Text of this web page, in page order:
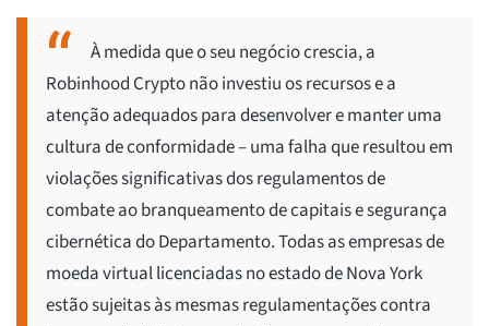
À medida que o seu negócio crescia, a
Robinhood Crypto não investiu os recursos e a
atenção adequados para desenvolver e manter uma
cultura de conformidade – uma falha que resultou em
violações significativas dos regulamentos de
combate ao branqueamento de capitais e segurança
cibernética do Departamento. Todas as empresas de
moeda virtual licenciadas no estado de Nova York
estão sujeitas às mesmas regulamentações contra